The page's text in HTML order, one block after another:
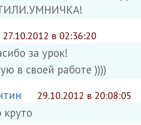
27.10.2012 в 02:36:20
за урок!
в своей работе ))))
29.10.2012 в 20:08:05
круто